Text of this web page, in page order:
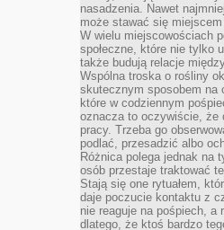
nasadzenia. Nawet
może stawać się
W wielu miejscowościach
społeczne, które nie tylko
także budują relacje
Wspólna troska o rośliny
skutecznym sposobem na
które w codziennym
oznacza to oczywiście, że
pracy. Trzeba go
podlać, przesadzić albo
Różnica polega jednak na
osób przestaje traktować
Stają się one rytuałem,
daje poczucie kontaktu z
nie reaguje na pośpiech, a
dlatego, że ktoś bardzo